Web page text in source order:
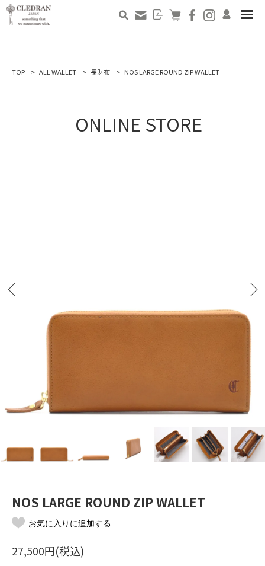
TOP ALL WALLET 長財布 NOS LARGE ROUND ZIP WALLET
ONLINE STORE
NOS LARGE ROUND ZIP WALLET
27,500円(税込)